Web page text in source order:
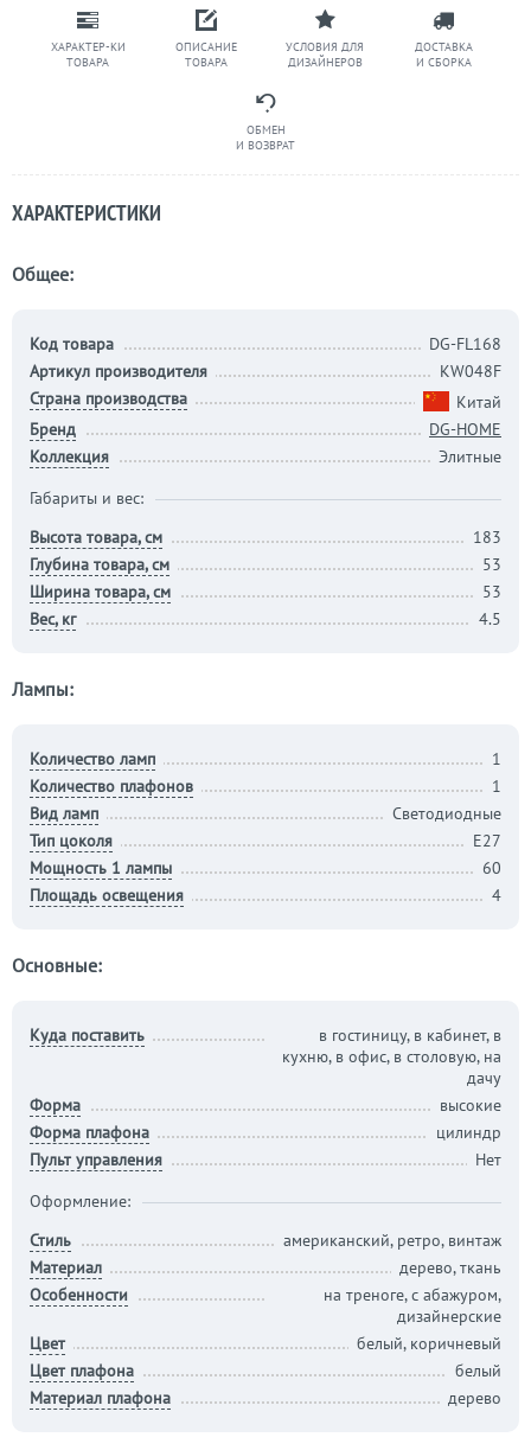
ХАРАКТЕР-КИ
ТОВАРА
ОПИСАНИЕ
ТОВАРА
УСЛОВИЯ ДЛЯ
ДИЗАЙНЕРОВ
ДОСТАВКА
И СБОРКА
ОБМЕН
И ВОЗВРАТ
ХАРАКТЕРИСТИКИ
Общее:
Код товара
DG-FL168
Артикул производителя
KW048F
Страна производства
Китай
Бренд
DG-HOME
Коллекция
Элитные
Габариты и вес:
Высота товара, см
183
Глубина товара, см
53
Ширина товара, см
53
Вес, кг
4.5
Лампы:
Количество ламп
1
Количество плафонов
1
Вид ламп
Светодиодные
Тип цоколя
E27
Мощность 1 лампы
60
Площадь освещения
4
Основные:
Куда поставить
в гостиницу, в кабинет, в
кухню, в офис, в столовую, на
дачу
Форма
высокие
Форма плафона
цилиндр
Пульт управления
Нет
Оформление:
Стиль
американский, ретро, винтаж
Материал
дерево, ткань
Особенности
на треноге, с абажуром,
дизайнерские
Цвет
белый, коричневый
Цвет плафона
белый
Материал плафона
дерево